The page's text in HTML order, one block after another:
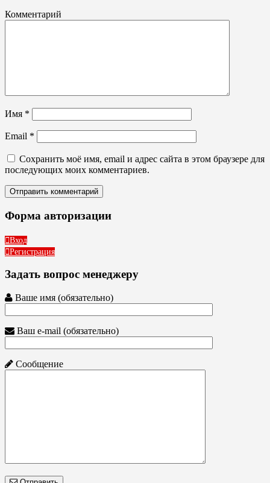
Комментарий
Имя *
Email *
Сохранить моё имя, email и адрес сайта в этом браузере для
последующих моих комментариев.
Форма авторизации
Вход
Регистрация
Задать вопрос менеджеру
Ваше имя (обязательно)
Ваш e-mail (обязательно)
Сообщение